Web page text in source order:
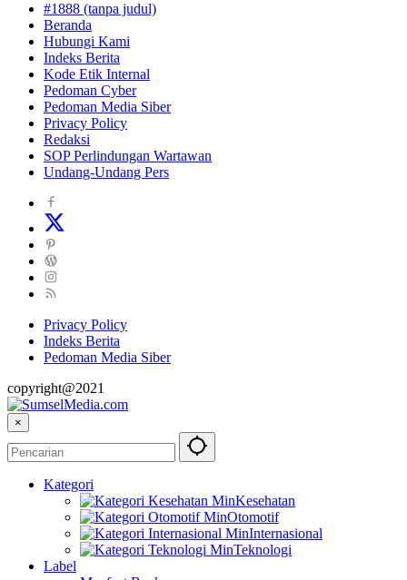
#1888 (tanpa judul)
Beranda
Hubungi Kami
Indeks Berita
Kode Etik Internal
Pedoman Cyber
Pedoman Media Siber
Privacy Policy
Redaksi
SOP Perlindungan Wartawan
Undang-Undang Pers
Privacy Policy
Indeks Berita
Pedoman Media Siber
copyright@2021
×
Kategori
Kesehatan
Otomotif
Internasional
Teknologi
Label